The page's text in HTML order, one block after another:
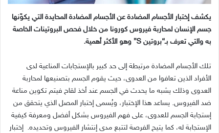
يكشف إختبار الأجسام المضادة عن الأجسام المضادة المحايدة التي يكوّنها
جسم الإنسان لمحاربة فيروس كورونا من خلال فحص البروتينات الخاصة
به والتي تعرف بـ“بروتين S” وهو الأكثر أهمية.
تلك الأجسام المضادة مرتبطة إلى حد كبير بالإستجابات المناعية لدى
الأفراد الذين تعافوا من العدوى، حيث يقوم الجسم بتصنيعها لمحاربة
العدوى وذلك يشبه ما يحدث في الجسم عند أخذ لقاح فيتم تكوين مناعة
ضد الفيروس. يساعد هذا الإختبار، ويُسمى إختبار المصل الذي يتحقق من
إستجابة الجسم للعدوى، على فهم الفيروس بشكل أفضل ومعرفة كيفية
الإستجابة له، كما يتيح الفرصة لتتبع مدى إنتشار الفيروس وتحديده. إختبار